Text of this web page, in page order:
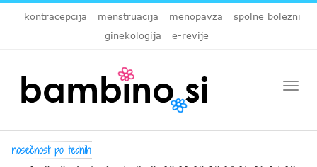
kontracepcija menstruacija menopavza
spolne bolezni
ginekologija
e-revije